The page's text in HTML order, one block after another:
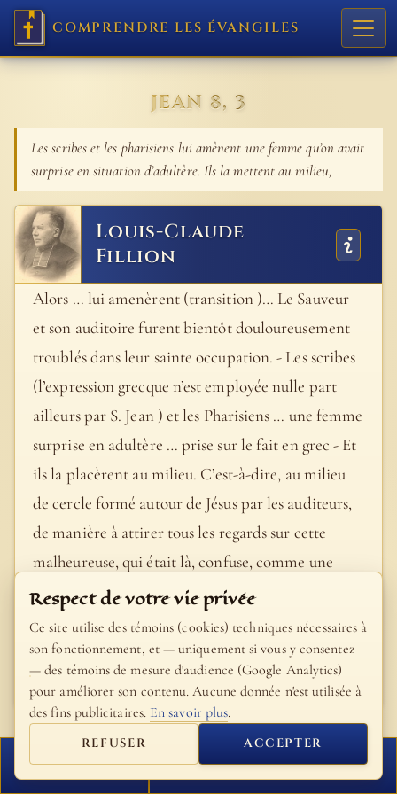
COMPRENDRE LES ÉVANGILES
JEAN 8, 3
Les scribes et les pharisiens lui amènent une femme qu’on avait
surprise en situation d’adultère. Ils la mettent au milieu,
Louis-Claude
Fillion
Alors … lui amenèrent (transition )… Le Sauveur
et son auditoire furent bientôt douloureusement
troublés dans leur sainte occupation. - Les scribes
(l’expression grecque n’est employée nulle part
ailleurs par S. Jean ) et les Pharisiens … une femme
surprise en adultère … prise sur le fait en grec - Et
ils la placèrent au milieu. C’est-à-dire, au milieu
de cercle formé autour de Jésus par les auditeurs,
de manière à attirer tous les regards sur cette
malheureuse, qui était là, confuse, comme une
pièce à conviction. Le tableau est graphique ; mais
la conduite des Pharisiens et des Scribes était bien
cruelle, et surtout bien peu décente.
- Bible Fillion
Alcuin d'York
FERMER PROCHAIN VERSET
Respect de votre vie privée
Ce site utilise des témoins (cookies) techniques nécessaires à
son fonctionnement, et — uniquement si vous y consentez
— des témoins de mesure d'audience (Google Analytics)
pour améliorer son contenu. Aucune donnée n'est utilisée à
des fins publicitaires. En savoir plus.
REFUSER ACCEPTER